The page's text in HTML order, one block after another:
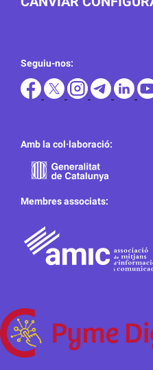
Seguiu-nos:
Amb la col·laboració:
Membres associats: